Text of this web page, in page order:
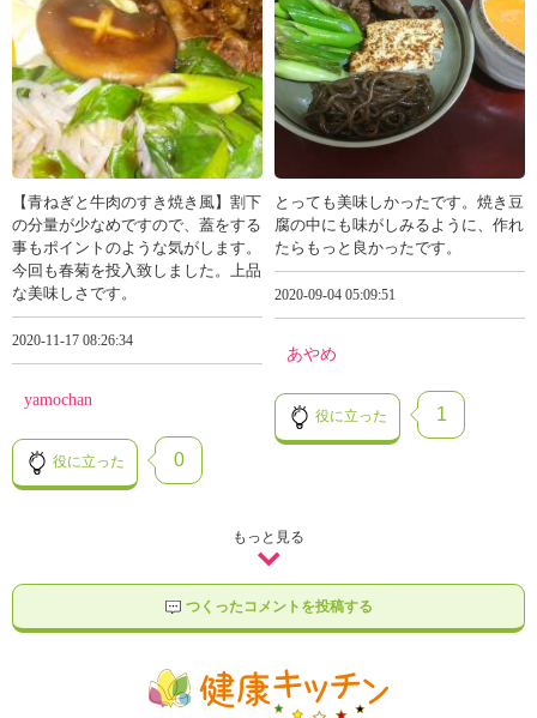
【青ねぎと牛肉のすき焼き風】割下
の分量が少なめですので、蓋をする
事もポイントのような気がします。
今回も春菊を投入致しました。上品
な美味しさです。
2020-11-17 08:26:34
yamochan
役に立った 0
とっても美味しかったです。焼き豆
腐の中にも味がしみるように、作れ
たらもっと良かったです。
2020-09-04 05:09:51
あやめ
役に立った 1
もっと見る
つくったコメントを投稿する